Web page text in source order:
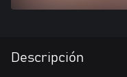
Descripción